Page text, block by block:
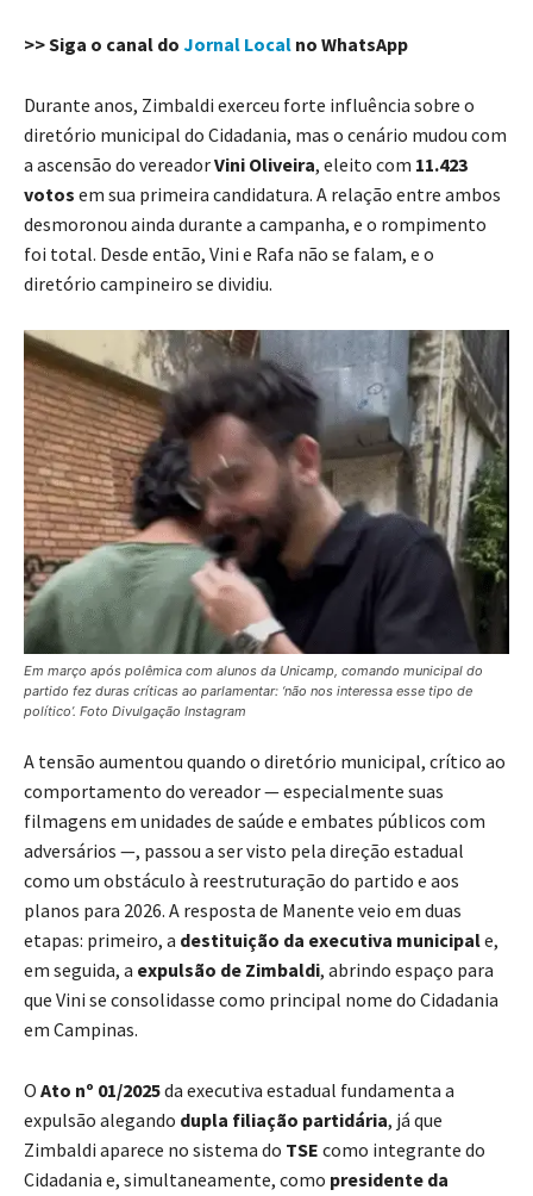
>> Siga o canal do Jornal Local no WhatsApp
Durante anos, Zimbaldi exerceu forte influência sobre o
diretório municipal do Cidadania, mas o cenário mudou com
a ascensão do vereadorVini Oliveira, eleito com 11.423
votos em sua primeira candidatura. A relação entre ambos
desmoronou ainda durante a campanha, e o rompimento
foi total. Desde então, Vini e Rafa não se falam, e o
diretório campineiro se dividiu.
Em março após polêmica com alunos da Unicamp, comando municipal do
partido fez duras críticas ao parlamentar: ‘não nos interessa esse tipo de
político’. Foto Divulgação Instagram
A tensão aumentou quando o diretório municipal, crítico ao
comportamento do vereador — especialmente suas
filmagens em unidades de saúde e embates públicos com
adversários —, passou a ser visto pela direção estadual
como um obstáculo à reestruturação do partido e aos
planos para 2026. A resposta de Manente veio em duas
etapas: primeiro, a destituição da executiva municipale,
em seguida, a expulsão de Zimbaldi, abrindo espaço para
que Vini se consolidasse como principal nome do Cidadania
em Campinas.
O Ato nº 01/2025da executiva estadual fundamenta a
expulsão alegando dupla filiação partidária, já que
Zimbaldi aparece no sistema do TSE como integrante do
Cidadania e, simultaneamente, como presidente da